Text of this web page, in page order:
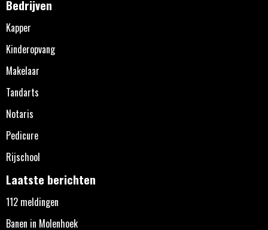
Bedrijven
Kapper
Kinderopvang
Makelaar
Tandarts
Notaris
Pedicure
Rijschool
Laatste berichten
112 meldingen
Banen in Molenhoek